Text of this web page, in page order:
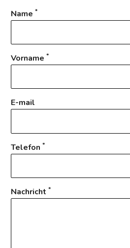
Name*
Vorname*
E-mail
Telefon*
Nachricht*